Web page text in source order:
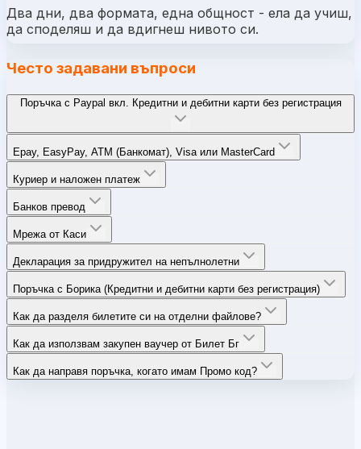
Два дни, два формата, една общност - ела да учиш,
да споделяш и да вдигнеш нивото си.
Често задавани въпроси
Поръчка с Paypal вкл. Кредитни и дебитни карти без регистрация
Epay, EasyPay, ATM (Банкомат), Visa или MasterCard
Куриер и наложен платеж
Банков превод
Мрежа от Каси
Декларация за придружител на непълнолетни
Поръчка с Борика (Кредитни и дебитни карти без регистрация)
Как да разделя билетите си на отделни файлове?
Как да използвам закупен ваучер от Билет Бг
Как да направя поръчка, когато имам Промо код?